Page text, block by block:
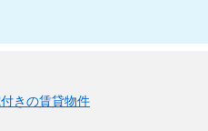
きの賃貸物件